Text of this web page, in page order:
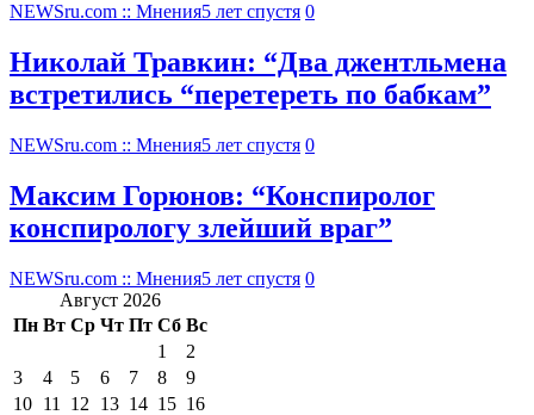
NEWSru.com :: Мнения5 лет спустя 0
Николай Травкин: “Два джентльмена
встретились “перетереть по бабкам”
NEWSru.com :: Мнения5 лет спустя 0
Максим Горюнов: “Конспиролог
конспирологу злейший враг”
NEWSru.com :: Мнения5 лет спустя 0
Август 2026
Пн Вт Ср Чт Пт Сб Вс
1
2
3
4 5 6 7 8
9
10 11 12 13 14 15 16